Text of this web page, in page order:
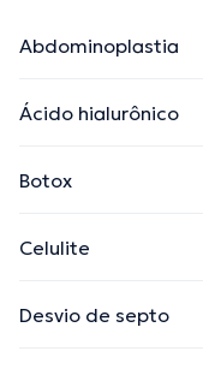
Abdominoplastia
Ácido hialurônico
Botox
Celulite
Desvio de septo